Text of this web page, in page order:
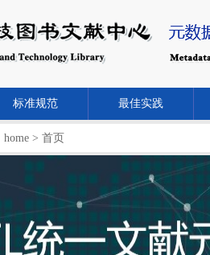
标准规范 最佳实践
home > 首页